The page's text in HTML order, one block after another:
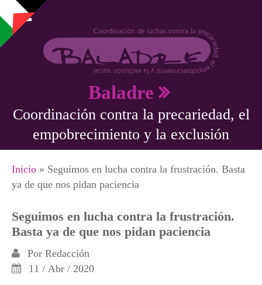
Pasar al contenido principal
Baladre
Coordinación contra la precariedad, el
empobrecimiento y la exclusión
Se encuentra usted aquí
Inicio » Seguimos en lucha contra la frustración. Basta
ya de que nos pidan paciencia
Seguimos en lucha contra la frustración.
Basta ya de que nos pidan paciencia
Por Redacción
11 / Abr / 2020